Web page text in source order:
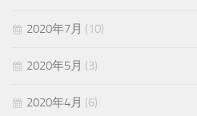
2020年7月 (10)
2020年5月 (3)
2020年4月 (6)